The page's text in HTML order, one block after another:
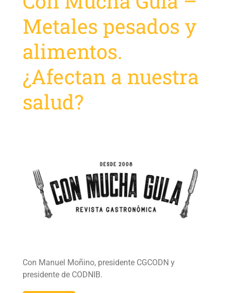
Metales pesados y
alimentos.
¿Afectan a nuestra
salud?
Con Manuel Moñino, presidente CGCODN y
presidente de CODNIB.